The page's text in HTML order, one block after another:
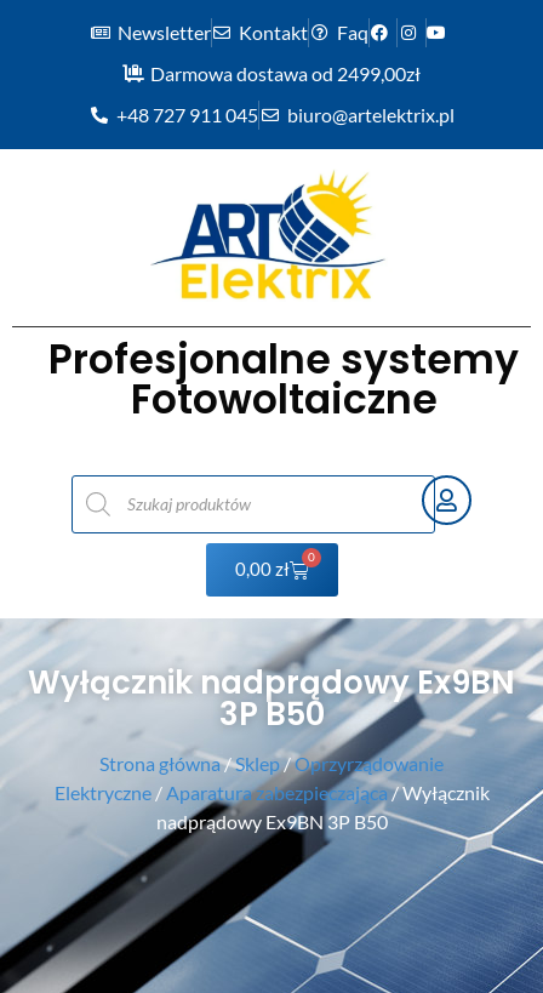
Newsletter Kontakt
Faq
Darmowa dostawa od 2499,00zł
+48 727 911 045
biuro@artelektrix.pl
Profesjonalne systemy
Fotowoltaiczne
0,00zł
0
Wyłącznik nadprądowy Ex9BN
3P B50
Strona główna/Sklep/Oprzyrządowanie
Elektryczne/ Aparatura zabezpieczająca/ Wyłącznik
nadprądowy Ex9BN 3P B50